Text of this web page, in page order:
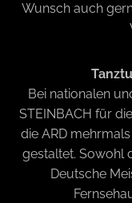
Wunsch auch
Bei nationalen
STEINBACH für
die ARD
gestaltet. Sowohl
Deutsche